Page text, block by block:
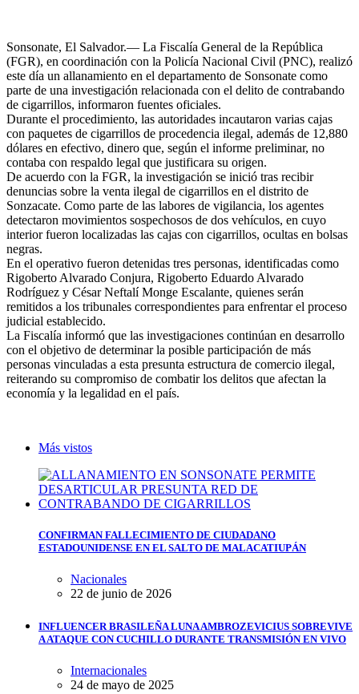
Sonsonate, El Salvador.— La Fiscalía General de la República
(FGR), en coordinación con la Policía Nacional Civil (PNC), realizó
este día un allanamiento en el departamento de Sonsonate como
parte de una investigación relacionada con el delito de contrabando
de cigarrillos, informaron fuentes oficiales.
Durante el procedimiento, las autoridades incautaron varias cajas
con paquetes de cigarrillos de procedencia ilegal, además de 12,880
dólares en efectivo, dinero que, según el informe preliminar, no
contaba con respaldo legal que justificara su origen.
De acuerdo con la FGR, la investigación se inició tras recibir
denuncias sobre la venta ilegal de cigarrillos en el distrito de
Sonzacate. Como parte de las labores de vigilancia, los agentes
detectaron movimientos sospechosos de dos vehículos, en cuyo
interior fueron localizadas las cajas con cigarrillos, ocultas en bolsas
negras.
En el operativo fueron detenidas tres personas, identificadas como
Rigoberto Alvarado Conjura, Rigoberto Eduardo Alvarado
Rodríguez y César Neftalí Monge Escalante, quienes serán
remitidos a los tribunales correspondientes para enfrentar el proceso
judicial establecido.
La Fiscalía informó que las investigaciones continúan en desarrollo
con el objetivo de determinar la posible participación de más
personas vinculadas a esta presunta estructura de comercio ilegal,
reiterando su compromiso de combatir los delitos que afectan la
economía y la legalidad en el país.
Más vistos
CONFIRMAN FALLECIMIENTO DE CIUDADANO
ESTADOUNIDENSE EN EL SALTO DE MALACATIUPÁN
Nacionales
22 de junio de 2026
INFLUENCER BRASILEÑA LUNA AMBROZEVICIUS SOBREVIVE
A ATAQUE CON CUCHILLO DURANTE TRANSMISIÓN EN VIVO
Internacionales
24 de mayo de 2025